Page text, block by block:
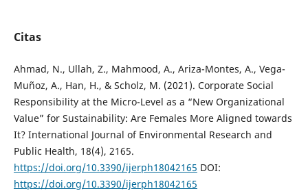
Citas
Ahmad, N., Ullah, Z., Mahmood, A., Ariza-Montes, A., Vega-
Muñoz, A., Han, H., & Scholz, M. (2021). Corporate Social
Responsibility at the Micro-Level as a “New Organizational
Value” for Sustainability: Are Females More Aligned towards
It? International Journal of Environmental Research and
Public Health, 18(4), 2165.
https://doi.org/10.3390/ijerph18042165 DOI:
https://doi.org/10.3390/ijerph18042165